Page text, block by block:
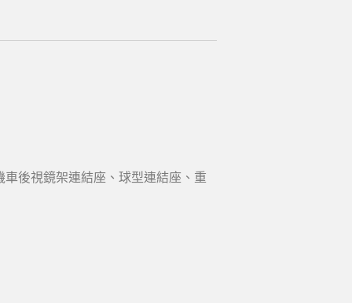
後視鏡架連結座、球型連結座、重